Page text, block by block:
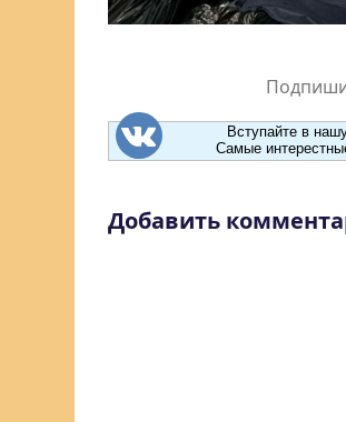
Вступайте в
Самые
Добавить